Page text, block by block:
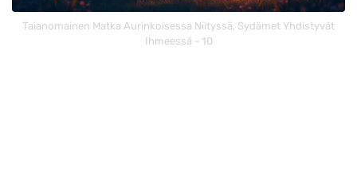
Taianomainen Matka Aurinkoisessa Niityssä, Sydämet Yhdistyvät
Ihmeessä - 10